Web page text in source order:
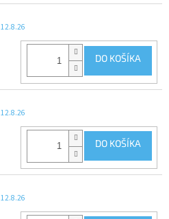
12.8.26
DO KOŠÍKA
12.8.26
DO KOŠÍKA
12.8.26